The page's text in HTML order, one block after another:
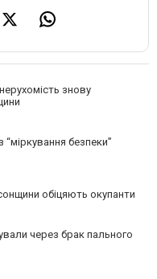
знову
“міркування безпеки”
обіцяють окупанти
через брак пального